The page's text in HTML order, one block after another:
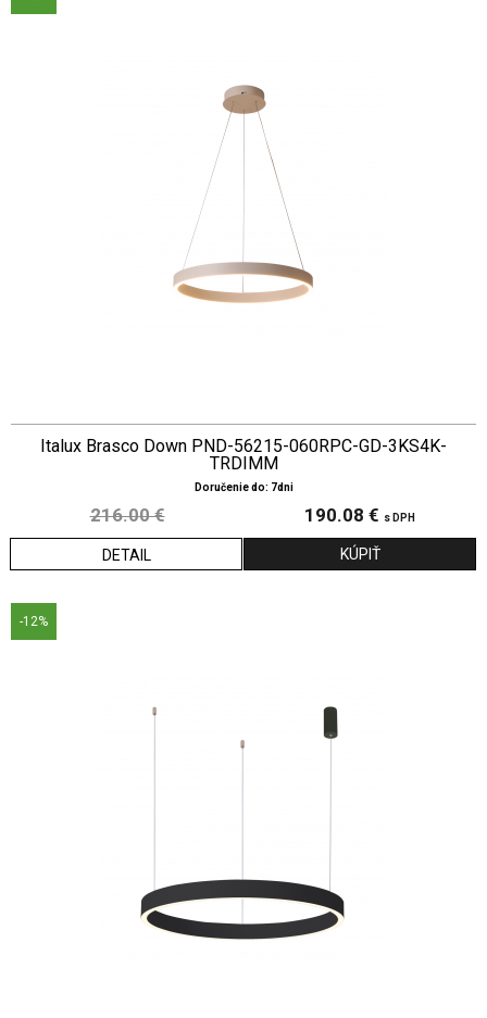
Italux Brasco Down PND-56215-060RPC-GD-3KS4K-
TRDIMM
Doručenie do: 7dni
216.00 € 190.08 € s DPH
DETAIL
-12%